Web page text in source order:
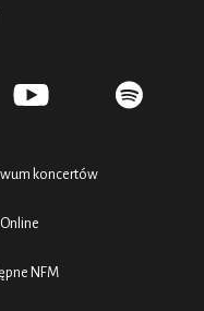
koncertów
NFM